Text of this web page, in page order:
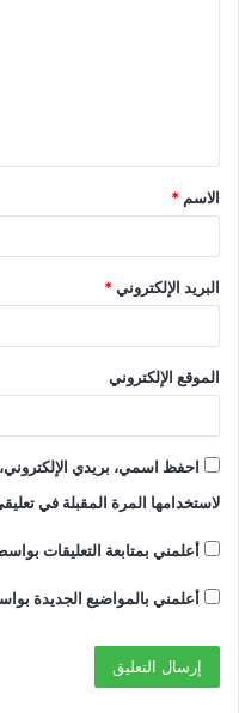
ق
*
الاسم *
البريد الإلكتروني*
الموقع الإلكتروني
احفظ اسمي، بريدي
لاستخدامها المرة المقبلة في
أعلمني بمتابعة التعليقات
أعلمني بالمواضيع الجديدة